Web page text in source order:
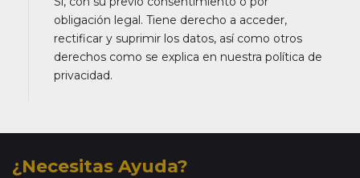
obligación legal. Tiene derecho a acceder,
rectificar y suprimir los datos, así como otros
derechos como se explica en nuestra política de
privacidad.
¿Necesitas Ayuda?